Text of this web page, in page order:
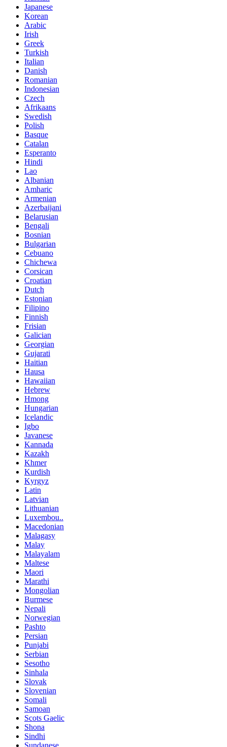
Japanese
Korean
Arabic
Irish
Greek
Turkish
Italian
Danish
Romanian
Indonesian
Czech
Afrikaans
Swedish
Polish
Basque
Catalan
Esperanto
Hindi
Lao
Albanian
Amharic
Armenian
Azerbaijani
Belarusian
Bengali
Bosnian
Bulgarian
Cebuano
Chichewa
Corsican
Croatian
Dutch
Estonian
Filipino
Finnish
Frisian
Galician
Georgian
Gujarati
Haitian
Hausa
Hawaiian
Hebrew
Hmong
Hungarian
Icelandic
Igbo
Javanese
Kannada
Kazakh
Khmer
Kurdish
Kyrgyz
Latin
Latvian
Lithuanian
Luxembou..
Macedonian
Malagasy
Malay
Malayalam
Maltese
Maori
Marathi
Mongolian
Burmese
Nepali
Norwegian
Pashto
Persian
Punjabi
Serbian
Sesotho
Sinhala
Slovak
Slovenian
Somali
Samoan
Scots Gaelic
Shona
Sindhi
Sundanese